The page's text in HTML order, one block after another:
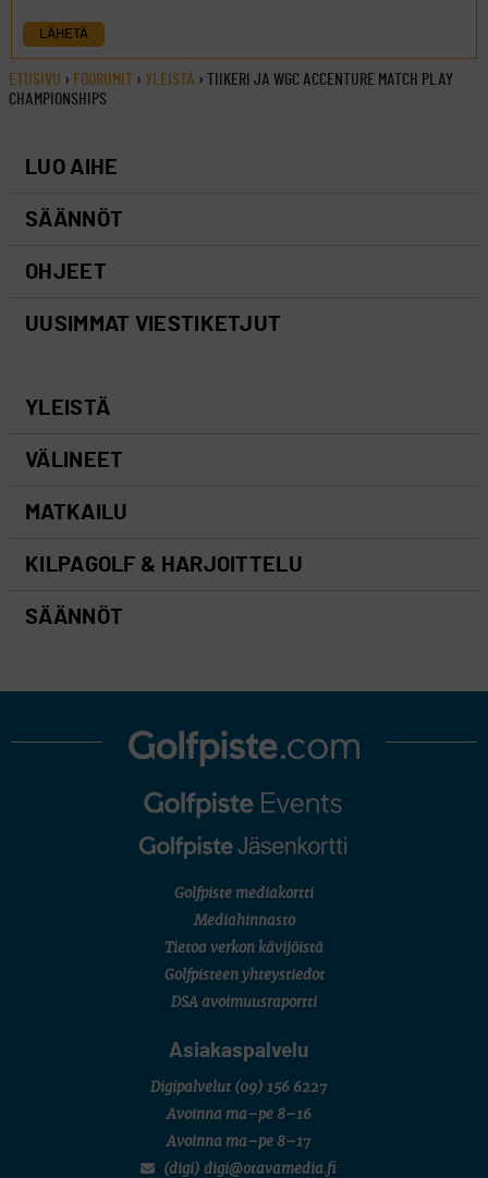
LÄHETÄ
ETUSIVU › FOORUMIT › YLEISTÄ › TIIKERI JA WGC ACCENTURE MATCH PLAY
CHAMPIONSHIPS
LUO AIHE
SÄÄNNÖT
OHJEET
UUSIMMAT VIESTIKETJUT
YLEISTÄ
VÄLINEET
MATKAILU
KILPAGOLF & HARJOITTELU
SÄÄNNÖT
Golfpiste mediakortti
Mediahinnasto
Tietoa verkon kävijöistä
Golfpisteen yhteystiedot
DSA avoimuusraportti
Asiakaspalvelu
Digipalvelut (09) 156 6227
Avoinna ma–pe 8–16
Avoinna ma–pe 8–17
(digi) digi@otavamedia.fi